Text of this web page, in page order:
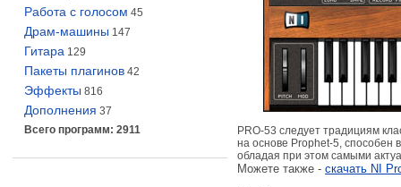
Работа с голосом 45
Драм-машины 147
Гитара 129
Пакеты плагинов 42
Эффекты 816
Дополнения 37
Всего программ: 2911
PRO-53 следует традициям
на основе Prophet-5, способен
обладая при этом самыми
Можете также - скачать NI